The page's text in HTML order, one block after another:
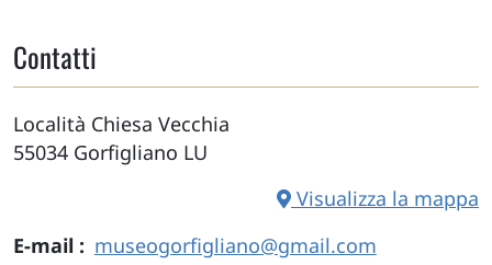
Contatti
Località Chiesa Vecchia
55034 Gorfigliano LU
Visualizza la mappa
E-mail
museogorfigliano@gmail.com